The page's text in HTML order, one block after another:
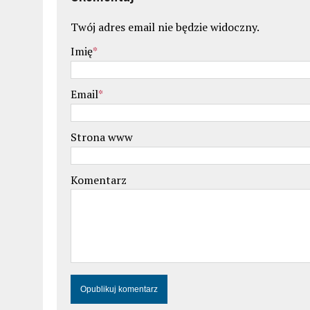
Twój adres email nie będzie widoczny.
Imię*
Email*
Strona www
Komentarz